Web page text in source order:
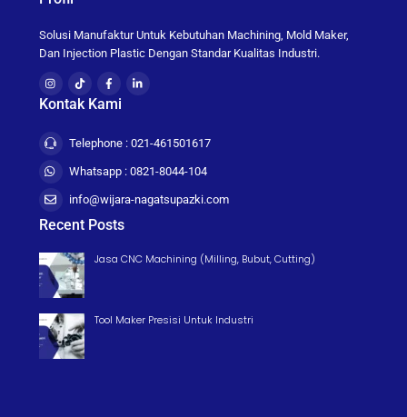
Solusi Manufaktur Untuk Kebutuhan Machining, Mold Maker,
Dan Injection Plastic Dengan Standar Kualitas Industri.
Kontak Kami
Telephone : 021-461501617
Whatsapp : 0821-8044-104
info@wijara-nagatsupazki.com
Recent Posts
Jasa CNC Machining (Milling, Bubut, Cutting)
Tool Maker Presisi Untuk Industri